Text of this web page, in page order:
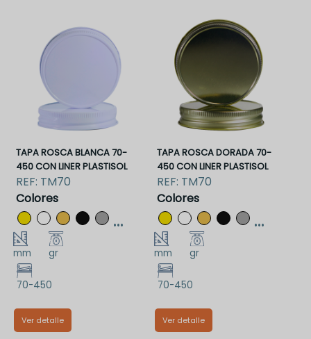
TAPA ROSCA BLANCA 70-
450 CON LINER PLASTISOL
REF: TM70
Colores
...
mm gr
70-450
Ver detalle
TAPA ROSCA DORADA 70-
450 CON LINER PLASTISOL
REF: TM70
Colores
...
mm gr
70-450
Ver detalle